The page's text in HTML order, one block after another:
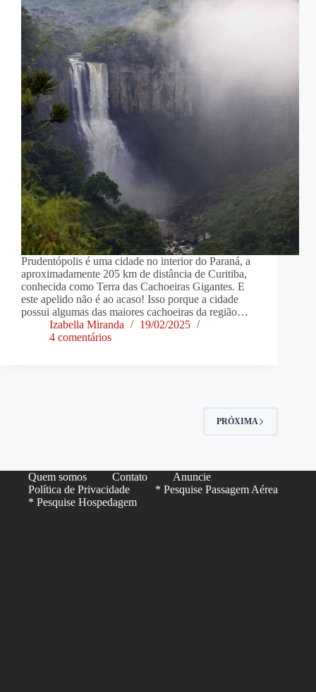
Prudentópolis é uma cidade no interior do Paraná, a
aproximadamente 205 km de distância de Curitiba,
conhecida como Terra das Cachoeiras Gigantes. E
este apelido não é ao acaso! Isso porque a cidade
possui algumas das maiores cachoeiras da região…
Izabella Miranda
19/02/2025
4 comentários
PRÓXIMA
Quem somos Contato
Anuncie
Política de Privacidade
* Pesquise Passagem Aérea
* Pesquise Hospedagem